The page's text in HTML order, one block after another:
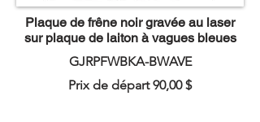
Plaque de frêne noir gravée au laser
sur plaque de laiton à vagues bleues
GJRPFWBKA-BWAVE
Prix de départ 90,00 $